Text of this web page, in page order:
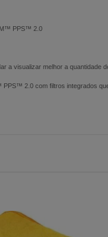
PPS™ 2.0
a visualizar melhor a quantidade
2.0 com filtros integrados